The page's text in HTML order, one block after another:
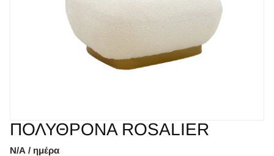
ΠΟΛΥΘΡΟΝΑ ROSALIER
Ν/Α / ημέρα